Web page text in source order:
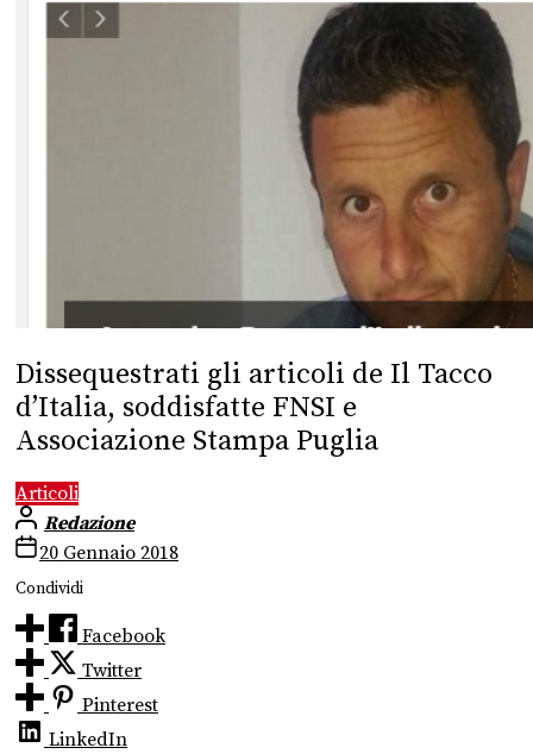
Dissequestrati gli articoli de Il Tacco
d’Italia, soddisfatte FNSI e
Associazione Stampa Puglia
Articoli
Redazione
20 Gennaio 2018
Condividi
Facebook
Twitter
Pinterest
LinkedIn